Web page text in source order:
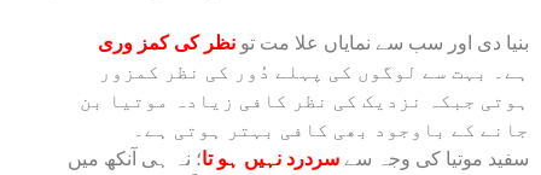
بنیا دی اور سب سے نمایاں علا مت تو نظر کی کمز وری
ہے۔ بہت سے لوگوں کی پہلے دُور کی نظر کمزور
ہوتی جبکہ نزدیک کی نظر کافی زیادہ موتیا بن
جانے کے باوجود بھی کافی بہتر ہوتی ہے۔
سفید موتیا کی وجہ سے سردرد نہیں ہو تا؛ نہ ہی آنکھ میں